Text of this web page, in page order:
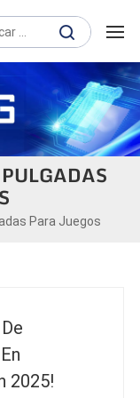
Para Juegos
2025!